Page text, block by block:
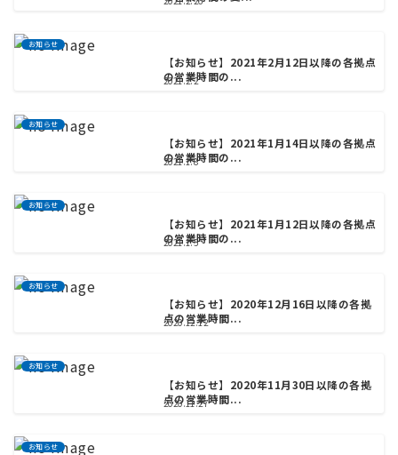
お知らせ
【お知らせ】2021年2月12日以降の各拠点
の営業時間の...
2021.2.2
お知らせ
【お知らせ】2021年1月14日以降の各拠点
の営業時間の...
2021.1.8
お知らせ
【お知らせ】2021年1月12日以降の各拠点
の営業時間の...
2021.1.5
お知らせ
【お知らせ】2020年12月16日以降の各拠
点の営業時間...
2020.12.12
お知らせ
【お知らせ】2020年11月30日以降の各拠
点の営業時間...
2020.11.27
お知らせ